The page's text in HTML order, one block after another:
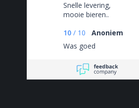
Snelle levering,
mooie bieren..
10 / 10
Anoniem
Was goed